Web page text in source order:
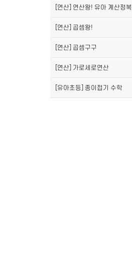
[연산] 연산왕! 유아 계산정복
[연산] 곱셈왕!
[연산] 곱셈구구
[연산] 가로세로연산
[유아초등] 종이접기 수학